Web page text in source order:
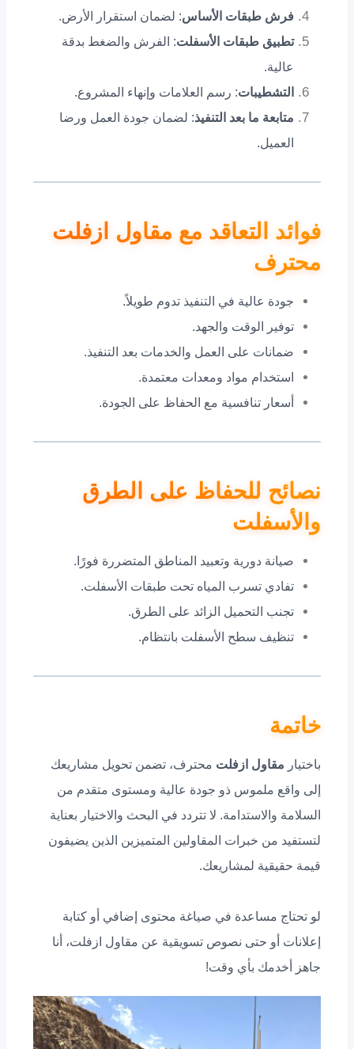
فرش طبقات الأساس: لضمان استقرار الأرض.
تطبيق طبقات الأسفلت: الفرش والضغط بدقة
عالية.
التشطيبات: رسم العلامات وإنهاء المشروع.
متابعة ما بعد التنفيذ: لضمان جودة العمل ورضا
العميل.
فوائد التعاقد مع مقاول ازفلت
محترف
جودة عالية في التنفيذ تدوم طويلاً.
توفير الوقت والجهد.
ضمانات على العمل والخدمات بعد التنفيذ.
استخدام مواد ومعدات معتمدة.
أسعار تنافسية مع الحفاظ على الجودة.
نصائح للحفاظ على الطرق
والأسفلت
صيانة دورية وتعبيد المناطق المتضررة فورًا.
تفادي تسرب المياه تحت طبقات الأسفلت.
تجنب التحميل الزائد على الطرق.
تنظيف سطح الأسفلت بانتظام.
خاتمة
باختيار مقاول ازفلت محترف، تضمن تحويل مشاريعك
إلى واقع ملموس ذو جودة عالية ومستوى متقدم من
السلامة والاستدامة. لا تتردد في البحث والاختيار بعناية
لتستفيد من خبرات المقاولين المتميزين الذين يضيفون
قيمة حقيقية لمشاريعك.
لو تحتاج مساعدة في صياغة محتوى إضافي أو كتابة
إعلانات أو حتى نصوص تسويقية عن مقاول ازفلت، أنا
جاهز أخدمك بأي وقت!